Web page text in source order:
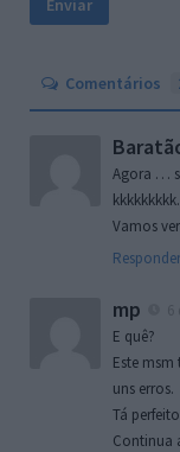
Comentários
Agora …
Vamos
Responder
mp
E quê?
Este
uns erros.
Tá
Continua